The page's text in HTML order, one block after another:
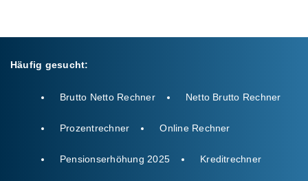
Häufig gesucht:
Brutto Netto Rechner Netto Brutto Rechner
Prozentrechner Online Rechner
Pensionserhöhung 2025 Kreditrechner